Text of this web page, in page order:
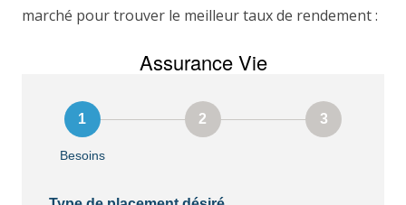
marché pour trouver le meilleur taux de rendement :